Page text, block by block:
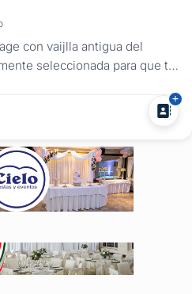
con vaijlla antigua del
seleccionada para que tu